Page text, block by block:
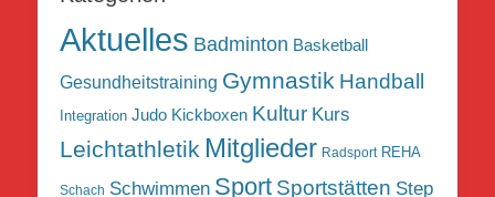
Aktuelles Badminton Basketball
Gesundheitstraining Gymnastik Handball
Integration Judo Kickboxen Kultur Kurs
Leichtathletik Mitglieder Radsport REHA
Schach Schwimmen Sport Sportstätten Step